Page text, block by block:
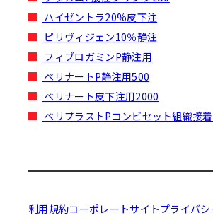
ハイゼントラ20%皮下注
ピリヴィジェン10％静注
フィブロガミンP静注用
ベリナートP静注用500
ベリナート皮下注用2000
ベリプラストPコンビセット組織接
利用規約コーポレートサイトプライバ